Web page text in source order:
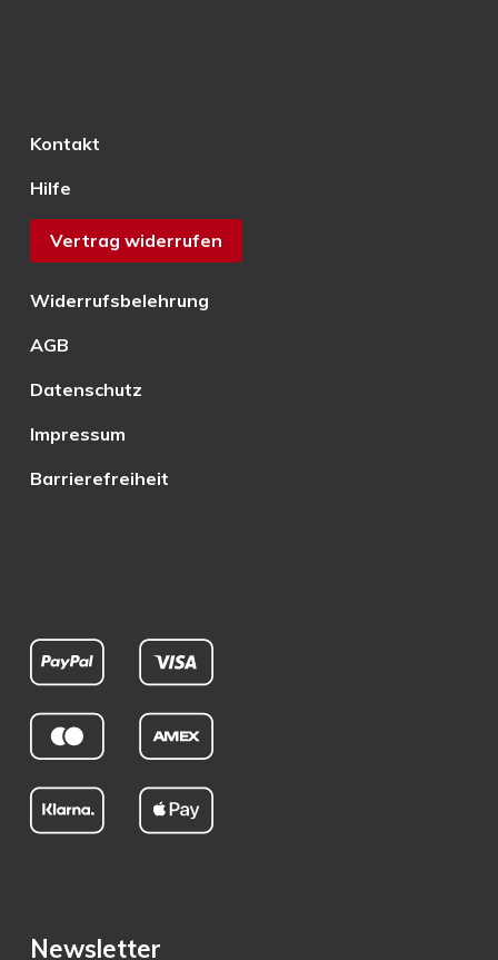
Kontakt
Hilfe
Vertrag widerrufen
Widerrufsbelehrung
AGB
Datenschutz
Impressum
Barrierefreiheit
Newsletter